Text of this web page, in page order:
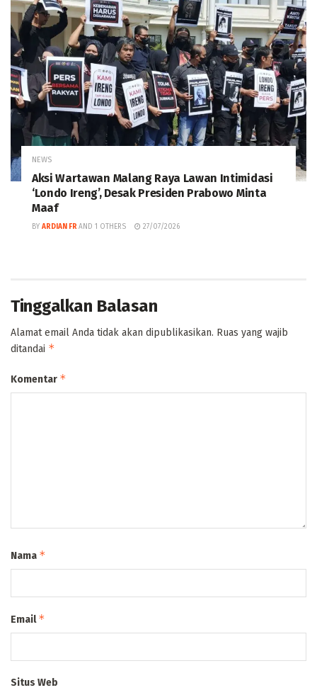
NEWS
Aksi Wartawan Malang Raya Lawan Intimidasi
‘Londo Ireng’, Desak Presiden Prabowo Minta
Maaf
BY ARDIAN FR AND 1 OTHERS 27/07/2026
Tinggalkan Balasan
Alamat email Anda tidak akan dipublikasikan. Ruas yang wajib
ditandai *
Komentar *
Nama *
Email*
Situs Web